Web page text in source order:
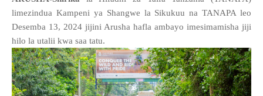
limezindua Kampeni ya Shangwe la Sikukuu na TANAPA leo
Desemba 13, 2024 jijini Arusha hafla ambayo imesimamisha jiji
hilo la utalii kwa saa tatu.